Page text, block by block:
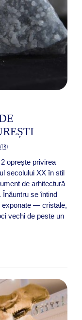
oprește privirea
secolului XX în stil
de arhitectură
se întind
exponate — cristale,
vechi de peste un